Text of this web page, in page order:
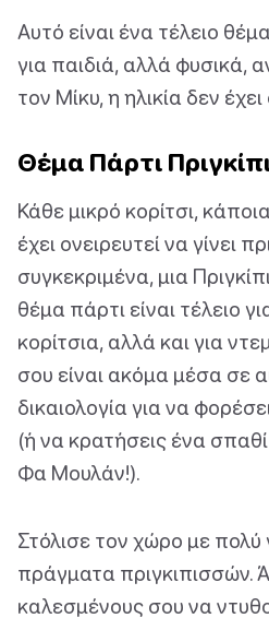
Αυτό είναι ένα τέλειο
για παιδιά, αλλά φυσικά,
τον Μίκυ, η ηλικία δεν
Θέμα Πάρτι
Κάθε μικρό κορίτσι,
έχει ονειρευτεί να γίνει
συγκεκριμένα, μια
θέμα πάρτι είναι τέλειο
κορίτσια, αλλά και για
σου είναι ακόμα μέσα σε
δικαιολογία για να
(ή να κρατήσεις ένα
Φα Μουλάν!).
Στόλισε τον χώρο με πολύ
πράγματα πριγκιπισσών.
καλεσμένους σου να